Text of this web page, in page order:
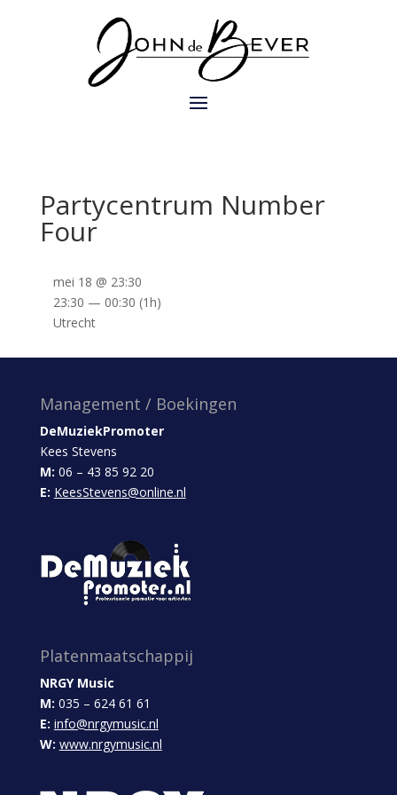
Partycentrum Number
Four
mei 18 @ 23:30
23:30 — 00:30 (1h)
Utrecht
Management / Boekingen
DeMuziekPromoter
Kees Stevens
M: 06 – 43 85 92 20
E: KeesStevens@online.nl
Platenmaatschappij
NRGY Music
M: 035 – 624 61 61
E: info@nrgymusic.nl
W: www.nrgymusic.nl